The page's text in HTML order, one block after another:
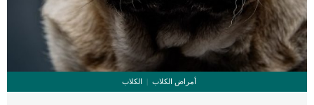
أمراض الكلاب الكلاب